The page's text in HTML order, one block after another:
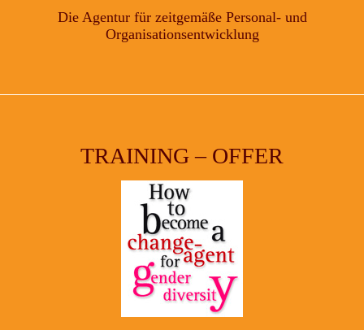
Die Agentur für zeitgemäße Personal- und
Organisationsentwicklung
TRAINING – OFFER